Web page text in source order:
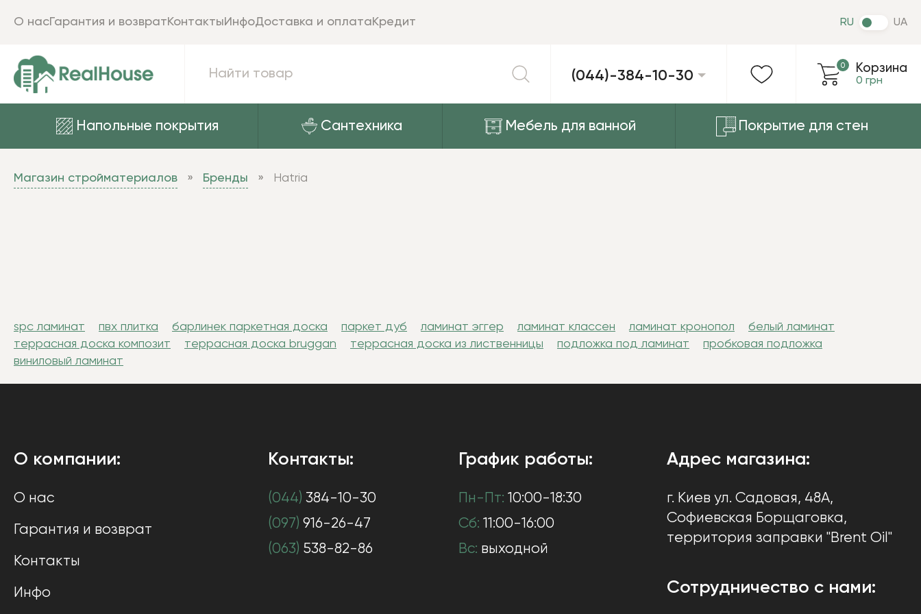
(044)-384-10-30
Корзина
0 грн
0
RU UA
Напольные покрытия Сантехника Мебель для ванной Покрытие для стен
О насГарантия и возвратКонтактыИнфоДоставка и оплатаКредит
Магазин стройматериалов Бренды Hatria
spc ламинат пвх плитка барлинек паркетная доска паркет дуб ламинат эггер ламинат классен ламинат кронопол
белый ламинат
террасная доска композит
террасная доска bruggan террасная доска из лиственницы подложка под ламинат
пробковая подложка
виниловый ламинат
О компании:
О нас
Гарантия и возврат
Контакты
Инфо
Контакты:
(044) 384-10-30
(097) 916-26-47
(063) 538-82-86
График работы:
Пн-Пт: 10:00-18:30
Сб: 11:00-16:00
Вс: выходной
Адрес магазина:
г. Киев ул. Садовая, 48А,
Софиевская Борщаговка,
территория заправки "Brent Oil"
Сотрудничество с нами: